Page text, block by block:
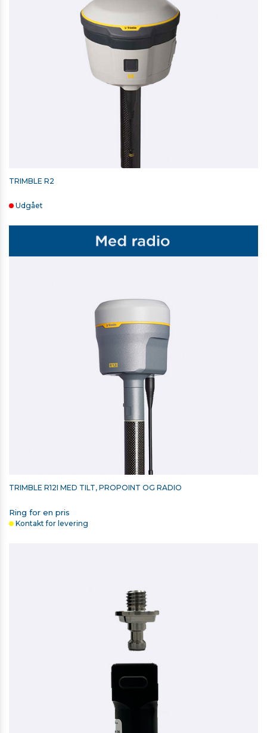
SECO STOKKESPIDS MED HUL
ANDEFOD TIL SPLIT
740,00 kr. ekskl. moms
TRIMBLE QUICK RELEASE TIL R10, R12, R12I OG R980
2.513,00 kr. ekskl. moms
TRIMBLE R2
Udgået
TRIMBLE R12I MED TILT, PROPOINT OG RADIO
Ring for en pris
Kontakt for levering